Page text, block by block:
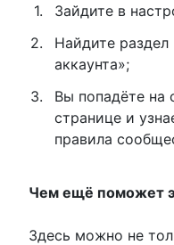
Зайдите в
Найдите
аккаунта»;
Вы попадёте на
странице и
правила
Чем ещё поможет
Здесь можно не